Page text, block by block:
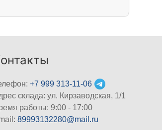
+7 999 313-11-06
склада: ул. Кирзаводская, 1/1
работы: 9:00 - 17:00
89993132280@mail.ru